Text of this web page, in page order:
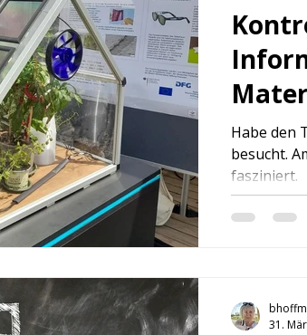
Habe den
besucht.
fasziniert.
31.